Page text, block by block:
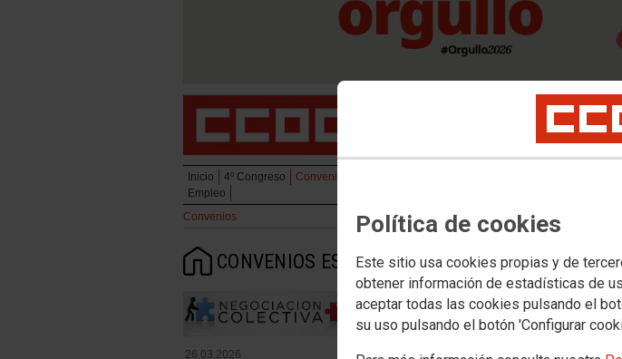
Política de cookies
Este sitio usa cookies propias y de
obtener información de estadísticas de
aceptar todas las cookies pulsando el
su uso pulsando el botón 'Configurar
Inicio 4º Congreso Convenios
Empleo
Convenios
CONVENIOS ESTATALES
26.03.2026